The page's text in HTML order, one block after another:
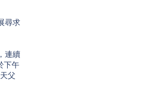
尋求
連續
下午
父